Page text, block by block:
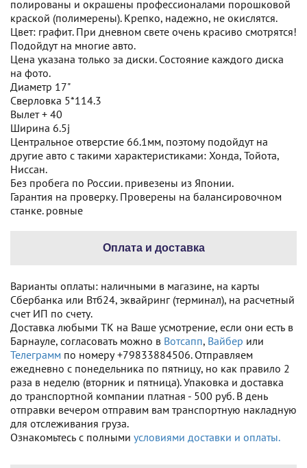
полированы и окрашены профессионалами порошковой
краской (полимерены). Крепко, надежно, не окислятся.
Цвет: графит. При дневном свете очень красиво смотрятся!
Подойдут на многие авто.
Цена указана только за диски. Состояние каждого диска
на фото.
Диаметр 17"
Сверловка 5*114.3
Вылет + 40
Ширина 6.5j
Центральное отверстие 66.1мм, поэтому подойдут на
другие авто с такими характеристиками: Хонда, Тойота,
Ниссан.
Без пробега по России. привезены из Японии.
Гарантия на проверку. Проверены на балансировочном
станке. ровные
Оплата и доставка
Варианты оплаты: наличными в магазине, на карты
Сбербанка или Втб24, эквайринг (терминал), на расчетный
счет ИП по счету.
Доставка любыми ТК на Ваше усмотрение, если они есть в
Барнауле, согласовать можно в Вотсапп, Вайбер или
Телеграмм по номеру +79833884506. Отправляем
ежедневно с понедельника по пятницу, но как правило 2
раза в неделю (вторник и пятница). Упаковка и доставка
до транспортной компании платная - 500 руб. В день
отправки вечером отправим вам транспортную накладную
для отслеживания груза.
Ознакомьтесь с полными условиями доставки и оплаты.